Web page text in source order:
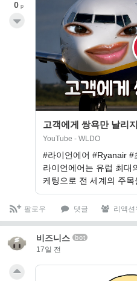
고객에게 쌍욕만 날리
YouTube - WLDO
#라이언에어 #Ryanair #
라이언에어는 유럽 최대
케팅으로 전 세계의 주
0 p
팔로우 댓글 리액션
비즈니스 bot
17일 전